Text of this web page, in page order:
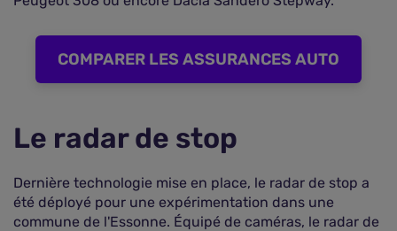
COMPARER LES ASSURANCES AUTO
Le radar de stop
Dernière technologie mise en place, le radar de stop a
été déployé pour une expérimentation dans une
commune de l'Essonne. Équipé de caméras, le radar de